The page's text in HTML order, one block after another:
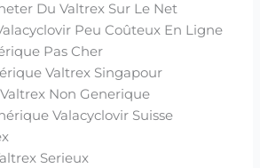
Du Valtrex Sur Le Net
Peu Coûteux En Ligne
Pas Cher
Valtrex Singapour
Non Generique
Valacyclovir Suisse
Serieux